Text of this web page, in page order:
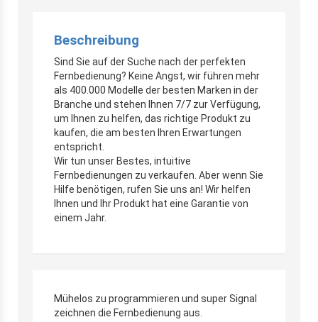
Beschreibung
Sind Sie auf der Suche nach der perfekten
Fernbedienung? Keine Angst, wir führen mehr
als 400.000 Modelle der besten Marken in der
Branche und stehen Ihnen 7/7 zur Verfügung,
um Ihnen zu helfen, das richtige Produkt zu
kaufen, die am besten Ihren Erwartungen
entspricht.
Wir tun unser Bestes, intuitive
Fernbedienungen zu verkaufen. Aber wenn Sie
Hilfe benötigen, rufen Sie uns an! Wir helfen
Ihnen und Ihr Produkt hat eine Garantie von
einem Jahr.
Mühelos zu programmieren und super Signal
zeichnen die Fernbedienung aus.